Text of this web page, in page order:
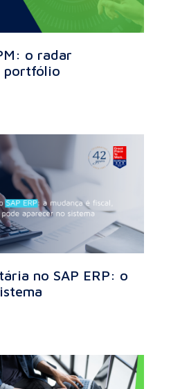
o radar
portfólio
no SAP ERP: o